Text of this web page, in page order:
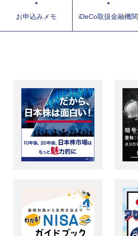
お申込みメモ iDeCo取扱金融機関